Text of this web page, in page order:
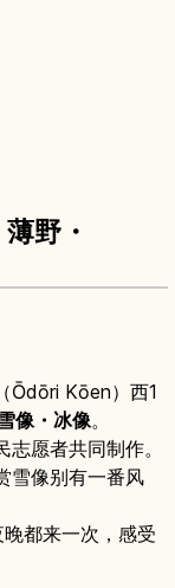
野・
Ōdōri Kōen）西1
像・冰像。
愿者共同制作。
雪像别有一番风
都来一次，感受